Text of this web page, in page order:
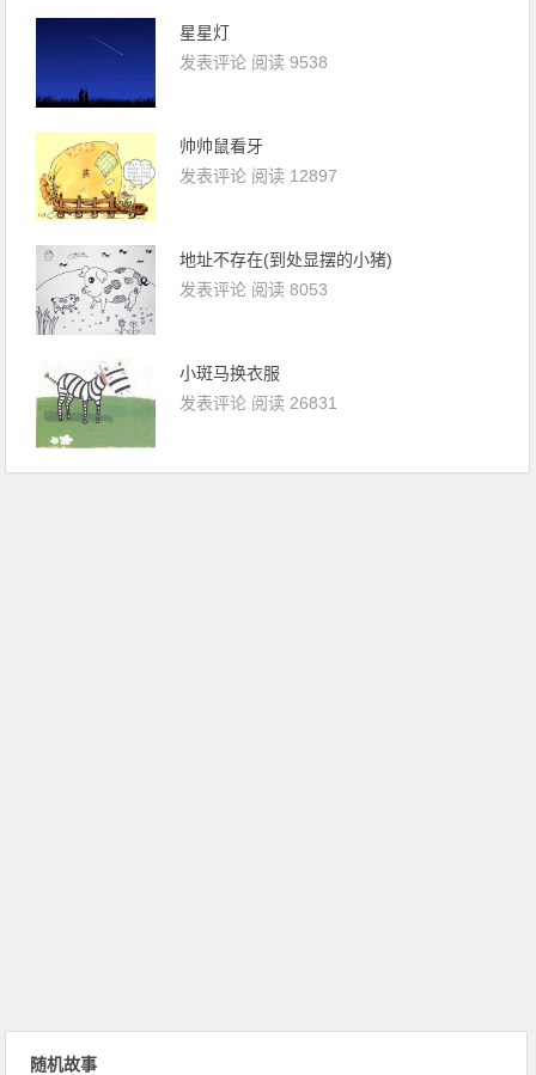
星星灯
发表评论 阅读 9538
帅帅鼠看牙
发表评论 阅读 12897
地址不存在(到处显摆的小猪)
发表评论 阅读 8053
小斑马换衣服
发表评论 阅读 26831
随机故事